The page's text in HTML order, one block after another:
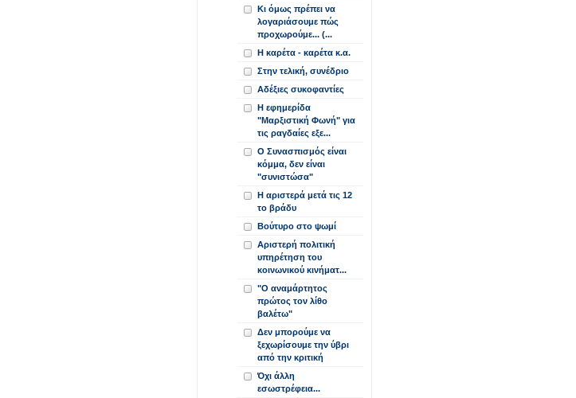
Κι όμως πρέπει να
λογαριάσουμε πώς
προχωρούμε... (...
Η καρέτα - καρέτα κ.α.
Στην τελική, συνέδριο
Αδέξιες συκοφαντίες
Η εφημερίδα
"Μαρξιστική Φωνή" για
τις ραγδαίες εξε...
Ο Συνασπισμός είναι
κόμμα, δεν είναι
"συνιστώσα"
Η αριστερά μετά τις 12
το βράδυ
Βούτυρο στο ψωμί
Αριστερή πολιτική
υπηρέτηση του
κοινωνικού κινήματ...
"Ο αναμάρτητος
πρώτος τον λίθο
βαλέτω"
Δεν μπορούμε να
ξεχωρίσουμε την ύβρι
από την κριτική
Όχι άλλη
εσωστρέφεια...